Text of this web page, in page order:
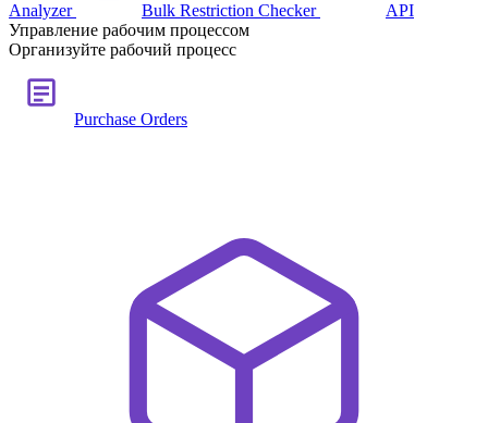
Analyzer Bulk Restriction Checker
API
Управление рабочим процессом
Организуйте рабочий процесс
Purchase Orders